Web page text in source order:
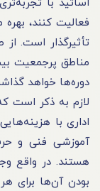
اساتید با
فعالیت کنند،
تأثیرگذار است. از
مناطق پرجمعیت
دوره‌ها خواهد
لازم به ذکر است
اداری با
آموزشی فنی و
هستند. در واقع
بودن آن‌ها برای